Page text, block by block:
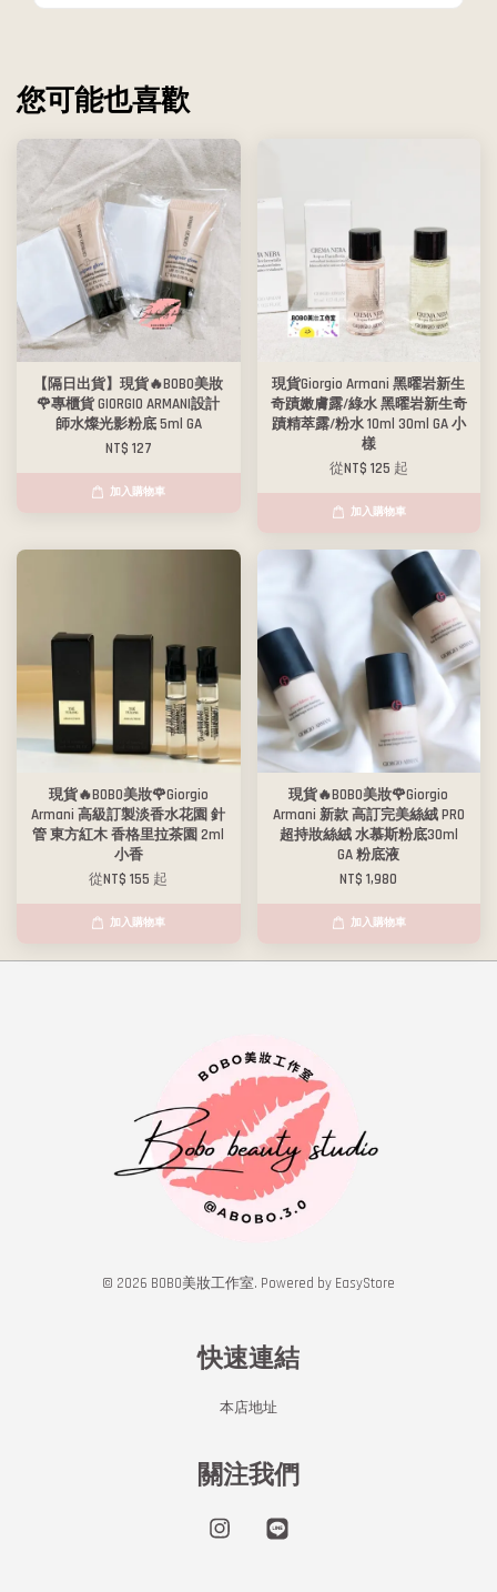
您可能也喜歡
【隔日出貨】現貨🔥BOBO美妝
🌹專櫃貨 GIORGIO ARMANI設計
師水燦光影粉底 5ml GA
NT$ 127
加入購物車
現貨Giorgio Armani 黑曜岩新生
奇蹟嫩膚露/綠水 黑曜岩新生奇
蹟精萃露/粉水 10ml 30ml GA 小
樣
從NT$ 125 起
加入購物車
現貨🔥BOBO美妝🌹Giorgio
Armani 高級訂製淡香水花園 針
管 東方紅木 香格里拉茶園 2ml
小香
從NT$ 155 起
加入購物車
現貨🔥BOBO美妝🌹Giorgio
Armani 新款 高訂完美絲絨 PRO
超持妝絲絨 水慕斯粉底30ml
GA 粉底液
NT$ 1,980
加入購物車
© 2026 BOBO美妝工作室. Powered by EasyStore
快速連結
本店地址
關注我們
Instagram